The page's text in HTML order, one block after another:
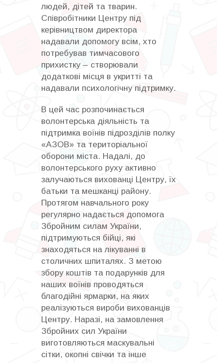
людей, дітей та тварин.
Співробітники Центру під
керівництвом директора
надавали допомогу всім, хто
потребував тимчасового
прихистку – створювали
додаткові місця в укритті та
надавали психологічну підтримку.
В цей час розпочинається
волонтерська діяльність та
підтримка воїнів підрозділів полку
«АЗОВ» та територіальної
оборони міста. Надалі, до
волонтерського руху активно
залучаються вихованці Центру, їх
батьки та мешканці району.
Протягом навчального року
регулярно надається допомога
Збройним силам України,
підтримуються бійці, які
знаходяться на лікуванні в
столичних шпиталях. З метою
збору коштів та подарунків для
наших воїнів проводяться
благодійні ярмарки, на яких
реалізуються вироби вихованців
Центру. Наразі, на замовлення
Збройних сил України
виготовляються маскувальні
сітки, окопні свічки та інше